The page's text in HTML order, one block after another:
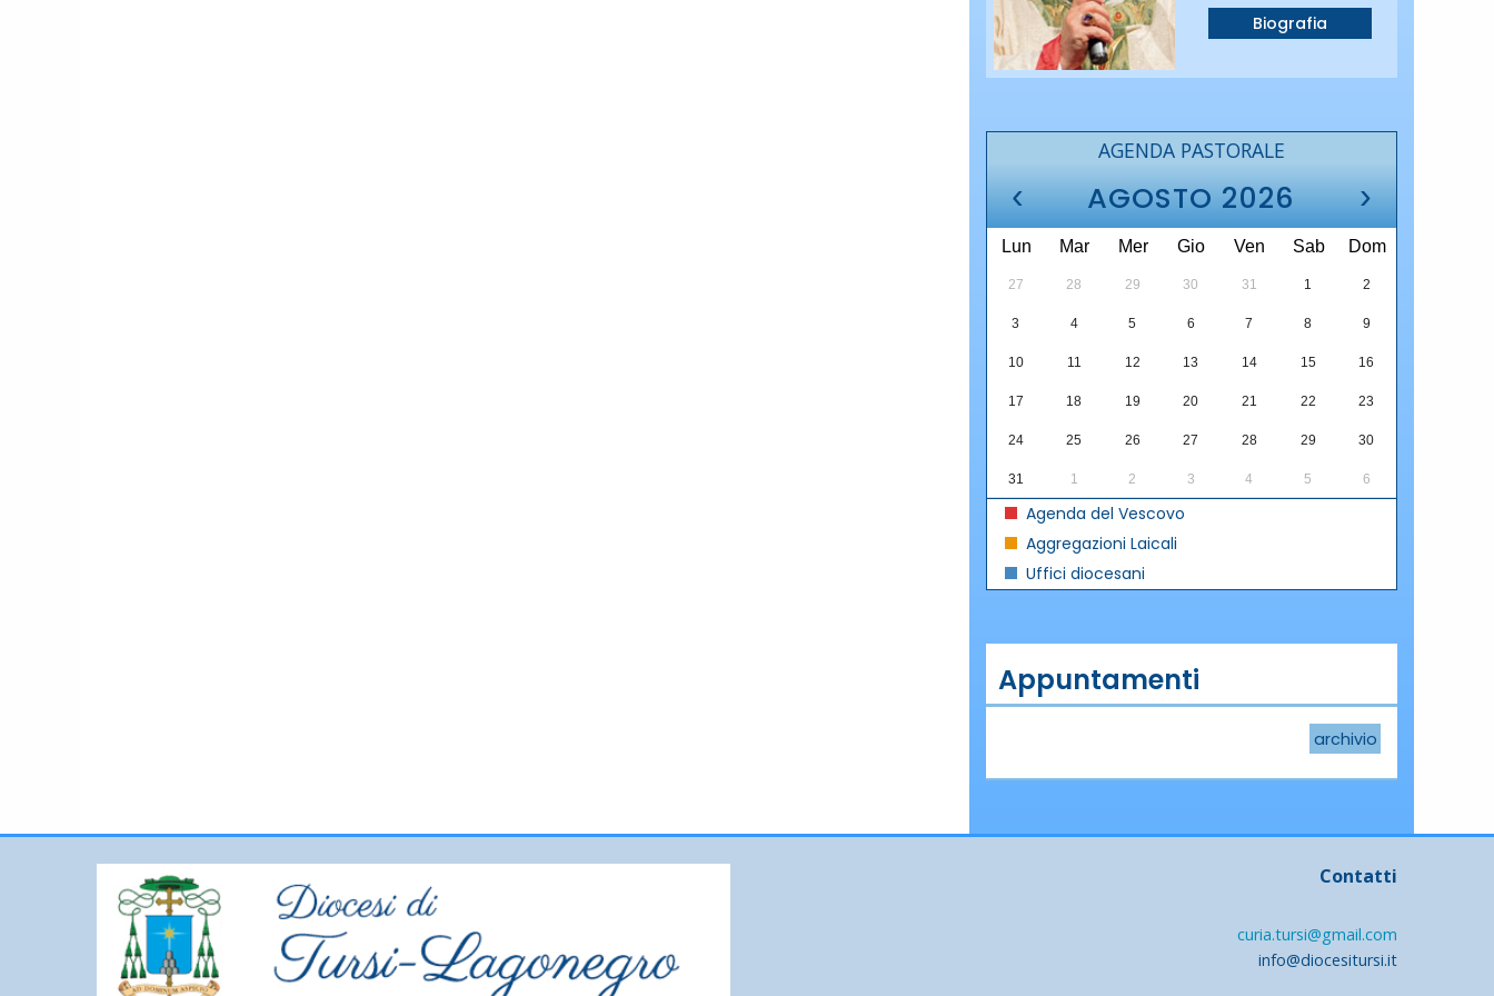
Biografia
AGENDA PASTORALE
‹ AGOSTO 2026 ›
Lun Mar Mer Gio Ven Sab Dom
27 28 29 30 31 1 2
3 4 5 6 7 8 9
10 11 12 13 14 15 16
17 18 19 20 21 22 23
24 25 26 27 28 29 30
31 1 2 3 4 5 6
Agenda del Vescovo
Aggregazioni Laicali
Uffici diocesani
Appuntamenti
archivio
Contatti
curia.tursi@gmail.com
info@diocesitursi.it